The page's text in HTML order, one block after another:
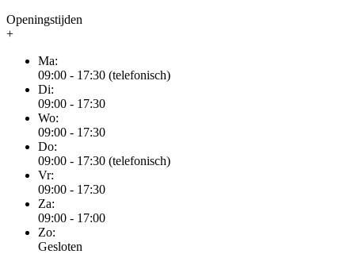
Openingstijden
+
Ma:
09:00 - 17:30 (telefonisch)
Di:
09:00 - 17:30
Wo:
09:00 - 17:30
Do:
09:00 - 17:30 (telefonisch)
Vr:
09:00 - 17:30
Za:
09:00 - 17:00
Zo:
Gesloten